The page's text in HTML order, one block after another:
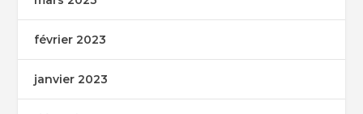
février 2023
janvier 2023